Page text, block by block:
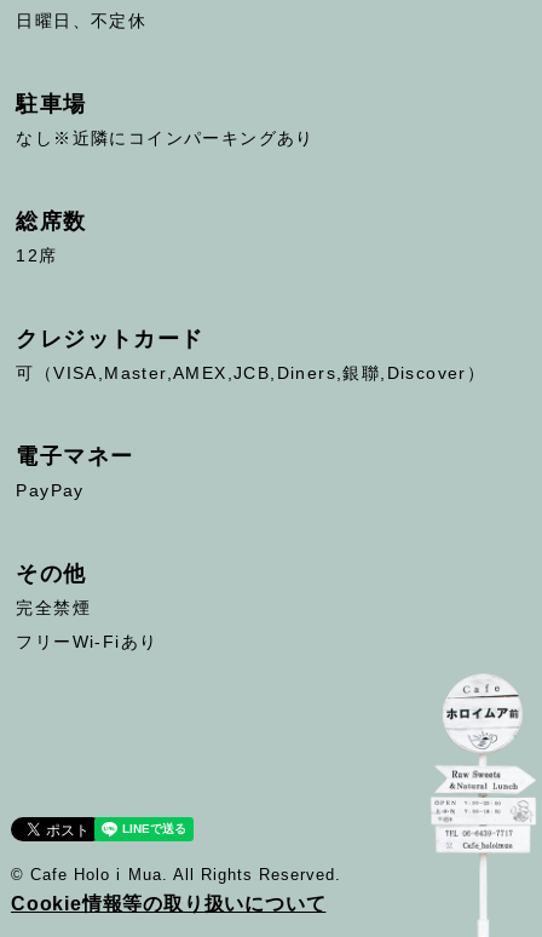
日曜日、不定休
駐車場
なし※近隣にコインパーキングあり
総席数
12席
クレジットカード
可（VISA,Master,AMEX,JCB,Diners,銀聯,Discover）
電子マネー
PayPay
その他
完全禁煙
フリーWi-Fiあり
© Cafe Holo i Mua. All Rights Reserved.
Cookie情報等の取り扱いについて